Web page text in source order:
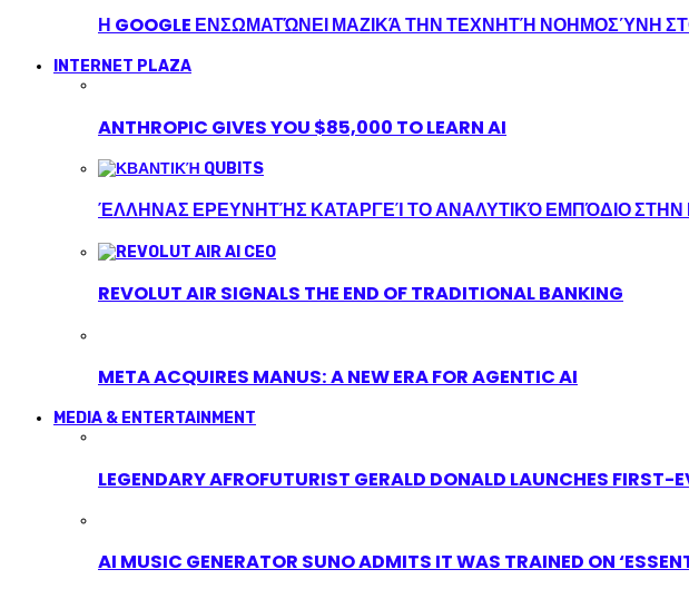
Η GOOGLE ΕΝΣΩΜΑΤΏΝΕΙ ΜΑΖΙΚΆ ΤΗΝ ΤΕΧΝΗΤΉ ΝΟΗΜΟΣΎΝΗ
INTERNET PLAZA
ANTHROPIC GIVES YOU $85,000 TO LEARN AI
ΈΛΛΗΝΑΣ ΕΡΕΥΝΗΤΉΣ ΚΑΤΑΡΓΕΊ ΤΟ ΑΝΑΛΥΤΙΚΌ ΕΜΠΌΔΙΟ
REVOLUT AIR SIGNALS THE END OF TRADITIONAL BANKING
META ACQUIRES MANUS: A NEW ERA FOR AGENTIC AI
MEDIA & ENTERTAINMENT
LEGENDARY AFROFUTURIST GERALD DONALD LAUNCHES FIRST-
AI MUSIC GENERATOR SUNO ADMITS IT WAS TRAINED ON